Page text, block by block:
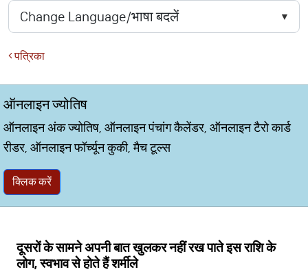
पत्रिका
ऑनलाइन ज्योतिष
ऑनलाइन अंक ज्योतिष, ऑनलाइन पंचांग कैलेंडर, ऑनलाइन टैरो कार्ड
रीडर, ऑनलाइन फॉर्च्यून कुकी, मैच टूल्स
क्लिक करें
दूसरों के सामने अपनी बात खुलकर नहीं रख पाते इस राशि के
लोग, स्वभाव से होते हैं शर्मीले